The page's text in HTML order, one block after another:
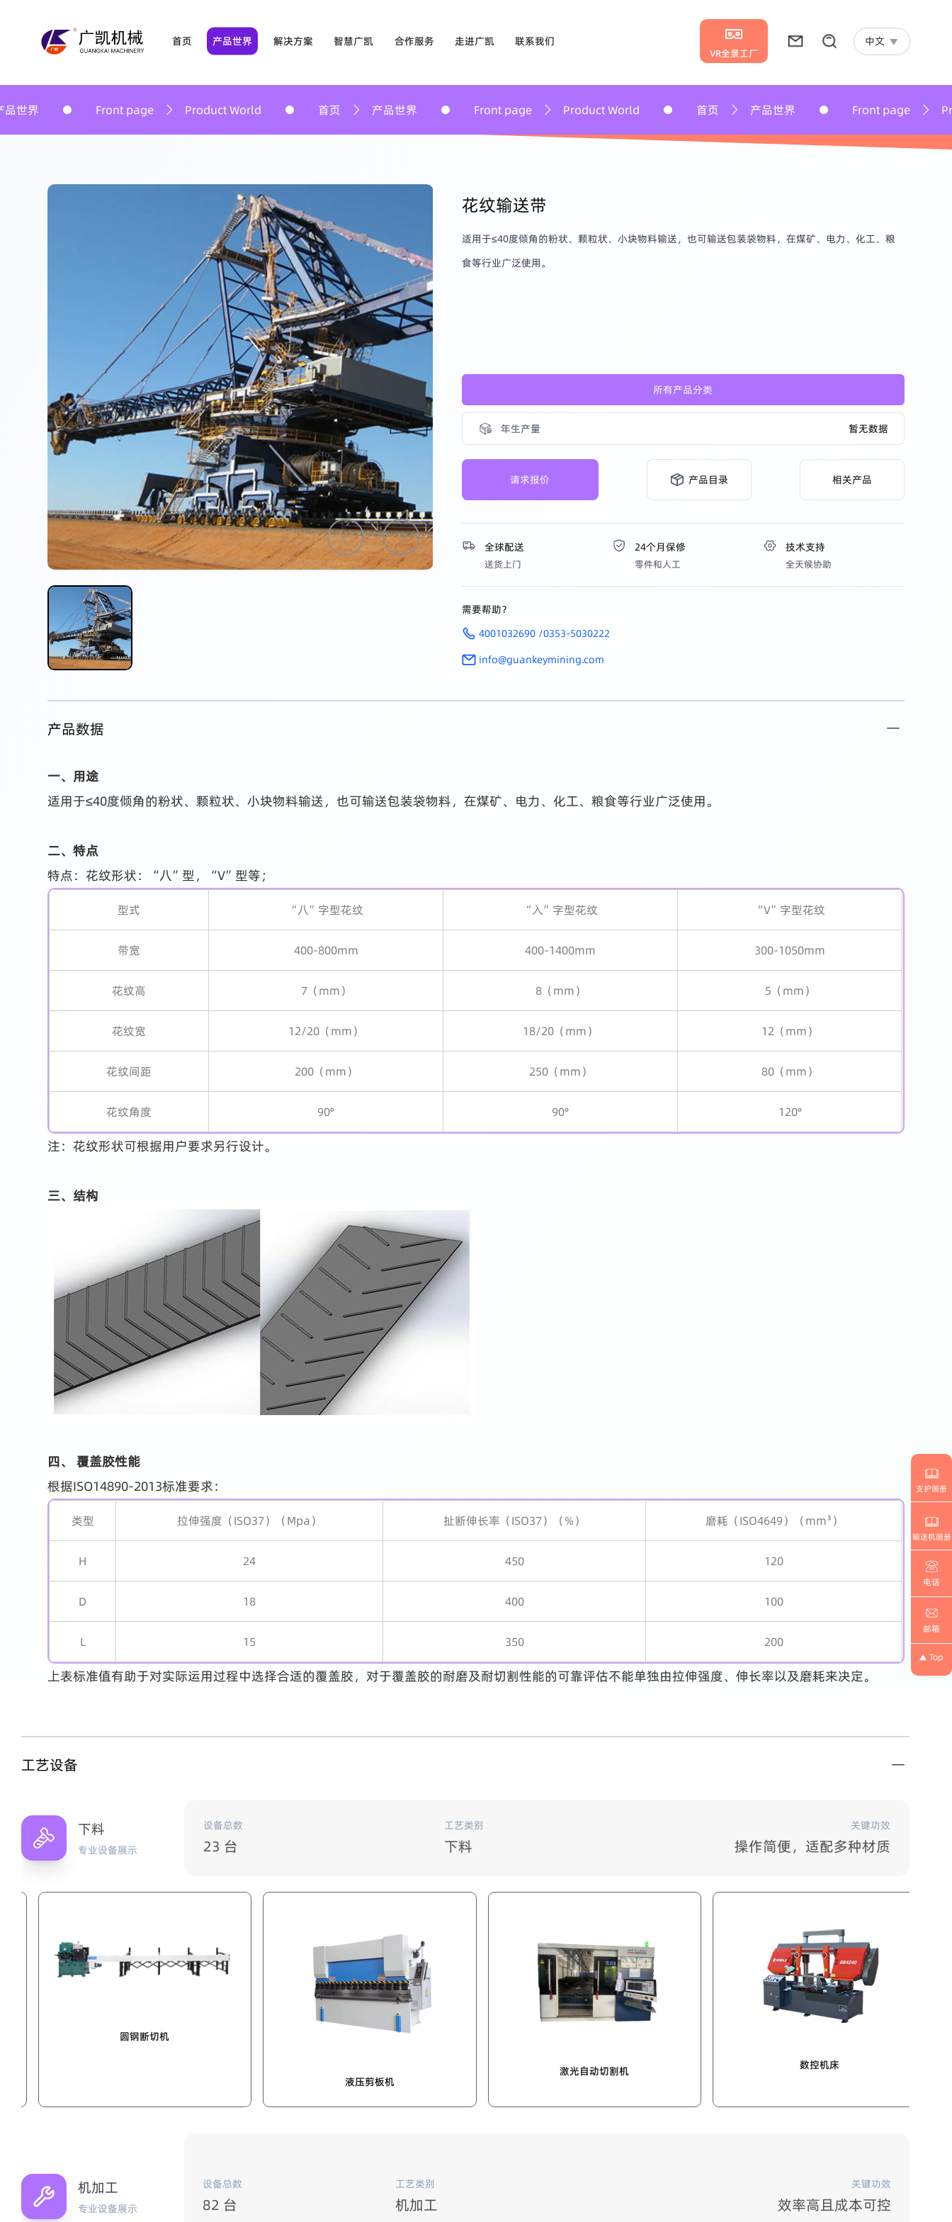
首页 产品世界
钻探工具类
输送与物料搬运
解决方案 智慧广凯
生产中心
工厂全貌
荣誉资质
最新资讯
合作服务
客户类型
服务市场
走进广凯
发展历程
社会责任
联系我们
线上留言
联系方式
VR全景工厂
中文
支护画册
输送机画册
电话
邮箱
Top
全品类高性能钻探设备，覆盖地质勘探、矿井作业等全流程场景
page Product World 首页 产品世界 Front page Product World 首页 产品世界 Front page Product World
花纹输送带
适用于≤40度倾角的粉状、颗粒状、小块物料输送，也可输送包装袋物料，在煤矿、电力、化工、粮
食等行业广泛使用。
所有产品分类
年生产量 暂无数据
请求报价 产品目录 相关产品
全球配送
送货上门
24个月保修
零件和人工
技术支持
全天候协助
需要帮助？
4001032690 /0353-5030222
info@guankeymining.com
产品数据
一、用途
适用于≤40度倾角的粉状、颗粒状、小块物料输送，也可输送包装袋物料，在煤矿、电力、化工、粮食等行业广泛使用。
二、特点
特点：花纹形状：“八”型，“V”型等；
型式 “八”字型花纹 “入”字型花纹 “V”字型花纹
带宽 400-800mm 400-1400mm 300-1050mm
花纹高 7（mm） 8（mm） 5（mm）
花纹宽 12/20（mm） 18/20（mm） 12（mm）
花纹间距 200（mm） 250（mm） 80（mm）
花纹角度 90° 90° 120°
注：花纹形状可根据用户要求另行设计。
三、结构
四、 覆盖胶性能
根据ISO14890-2013标准要求：
类型 拉伸强度（ISO37）（Mpa） 扯断伸长率（ISO37）（%） 磨耗（ISO4649）（mm³）
H 24 450 120
D 18 400 100
L 15 350 200
上表标准值有助于对实际运用过程中选择合适的覆盖胶，对于覆盖胶的耐磨及耐切割性能的可靠评估不能单独由拉伸强度、伸长率以及磨耗来决定。
工艺设备
下料
专业设备展示
设备总数
23 台
工艺类别
下料
关键功效
操作简便，适配多种材质
机加工
专业设备展示
设备总数
82 台
工艺类别
机加工
关键功效
效率高且成本可控